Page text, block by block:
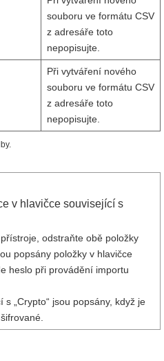
souboru ve formátu CSV
z adresáře toto
nepopisujte.
Při vytváření nového
souboru ve formátu CSV
z adresáře toto
nepopisujte.
v hlavičce související s
odstraňte obě položky
popsány položky v hlavičce
heslo při provádění importu
„Crypto“ jsou popsány, když je